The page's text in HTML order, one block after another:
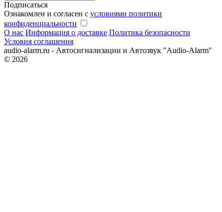
Подписаться
Ознакомлен и согласен с условиями политики
конфиденциальности
О нас Информация о доставке Политика безопасности
Условия соглашения
audio-alarm.ru - Автосигнализации и Автозвук "Audio-Alarm"
© 2026